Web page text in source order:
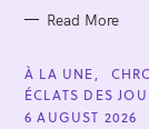
Read More
C
A
T
E
À LA UNE
ÉCLATS DES
6 AUGUST 2026